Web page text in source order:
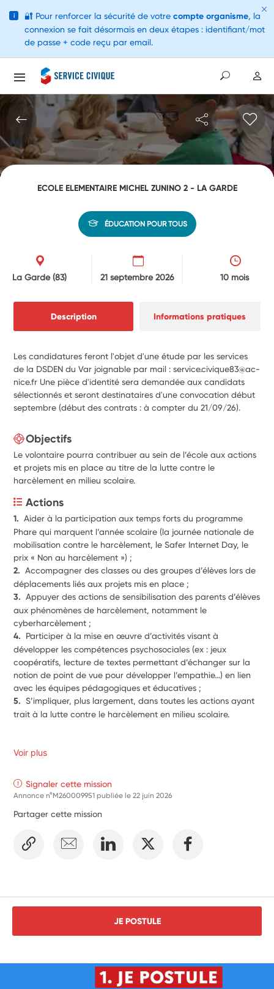
ECOLE ELEMENTAIRE MICHEL ZUNINO 2 - LA GARDE
ÉDUCATION POUR TOUS
La Garde(83) 21 septembre 2026 10 mois
Description Informations pratiques
Les candidatures feront l'objet d'une étude par les services
de la DSDEN du Var joignable par mail : service.civique83@ac-
nice.fr Une pièce d'identité sera demandée aux candidats
sélectionnés et seront destinataires d'une convocation début
septembre (début des contrats : à compter du 21/09/26).
Objectifs
Le volontaire pourra contribuer au sein de l’école aux actions
et projets mis en place au titre de la lutte contre le
harcèlement en milieu scolaire.
Actions
1. Aider à la participation aux temps forts du programme
Phare qui marquent l’année scolaire (la journée nationale de
mobilisation contre le harcèlement, le Safer Internet Day, le
prix « Non au harcèlement ») ;
2. Accompagner des classes ou des groupes d’élèves lors de
déplacements liés aux projets mis en place ;
3. Appuyer des actions de sensibilisation des parents d’élèves
aux phénomènes de harcèlement, notamment le
cyberharcèlement ;
4. Participer à la mise en œuvre d’activités visant à
développer les compétences psychosociales (ex : jeux
coopératifs, lecture de textes permettant d’échanger sur la
notion de point de vue pour développer l’empathie…) en lien
avec les équipes pédagogiques et éducatives ;
5. S’impliquer, plus largement, dans toutes les actions ayant
trait à la lutte contre le harcèlement en milieu scolaire.
Voir plus
Signaler cette mission
Annonce n°M260009951 publiée le22 juin 2026
Partager cette mission
JE POSTULE
i 🔐 Pour renforcer la sécurité de votre compte organisme, la
connexion se fait désormais en deux étapes : identifiant/mot
de passe + code reçu par email.